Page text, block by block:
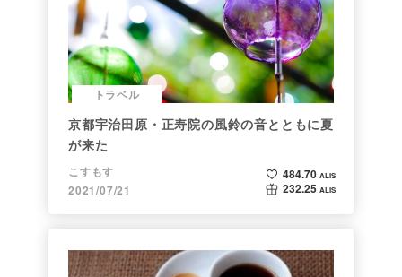
トラベル
京都宇治田原・正寿院の風鈴の音とともに夏
が来た
こすもす
2021/07/21
484.70 ALIS
232.25 ALIS